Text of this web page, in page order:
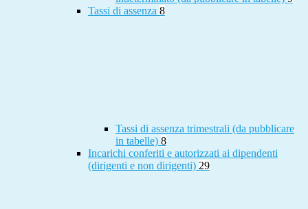
Tassi di assenza 8
Tassi di assenza trimestrali (da pubblicare
in tabelle) 8
Incarichi conferiti e autorizzati ai dipendenti
(dirigenti e non dirigenti) 29